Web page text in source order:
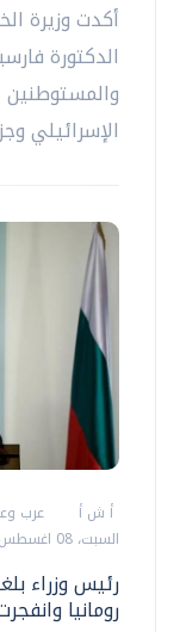
أكدت وزيرة
الدكتورة
والمستوطنين
الإسرائيلي
أ ش أ
عرب
السبت، 08 اغسطس 2026 04:05 م
رئيس وزراء
رومانيا